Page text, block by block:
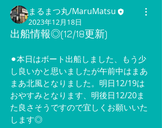
まるまつ丸/MaruMatsu
2023年12月18日
出船情報◎(12/18更新)
⚫︎本日はボート出船しました、もう少
し良いかと思いましたが午前中はまあ
まあ北風となりました。明日12/19は
おやすみとなります、明後日12/20ま
た良さそうですので宜しくお願いいた
します◎